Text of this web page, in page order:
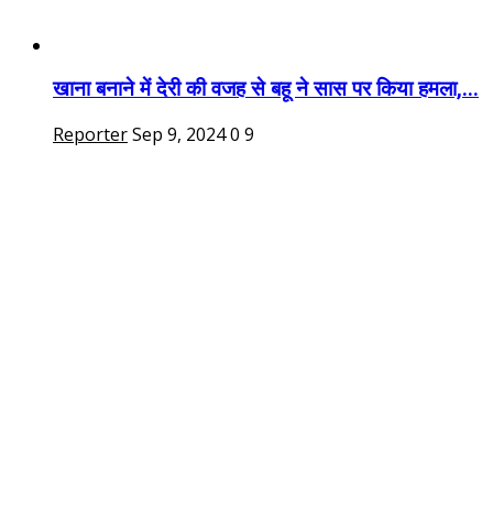
खाना बनाने में देरी की वजह से बहू ने सास पर किया हमला,...
ReporterSep 9, 20240 9